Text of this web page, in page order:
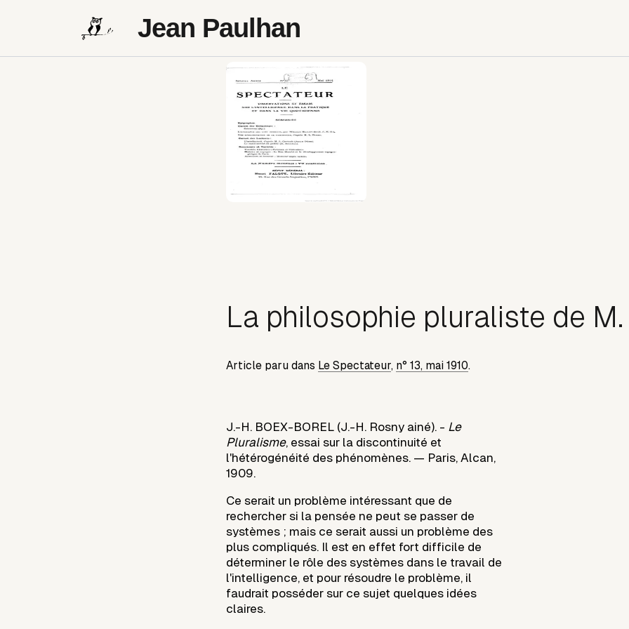
Jean Paulhan
La philosophie pluraliste de
Article paru dans Le Spectateur, n° 13, mai 1910.
J.-H. BOEX-BOREL (J.-H. Rosny ainé). - Le
Pluralisme, essai sur la discontinuité et
l'hétérogénéité des phénomènes. — Paris, Alcan,
1909.
Ce serait un problème intéressant que de
rechercher si la pensée ne peut se passer de
systèmes ; mais ce serait aussi un problème des
plus compliqués. Il est en effet fort difficile de
déterminer le rôle des systèmes dans le travail de
l'intelligence, et pour résoudre le problème, il
faudrait posséder sur ce sujet quelques idées
claires.